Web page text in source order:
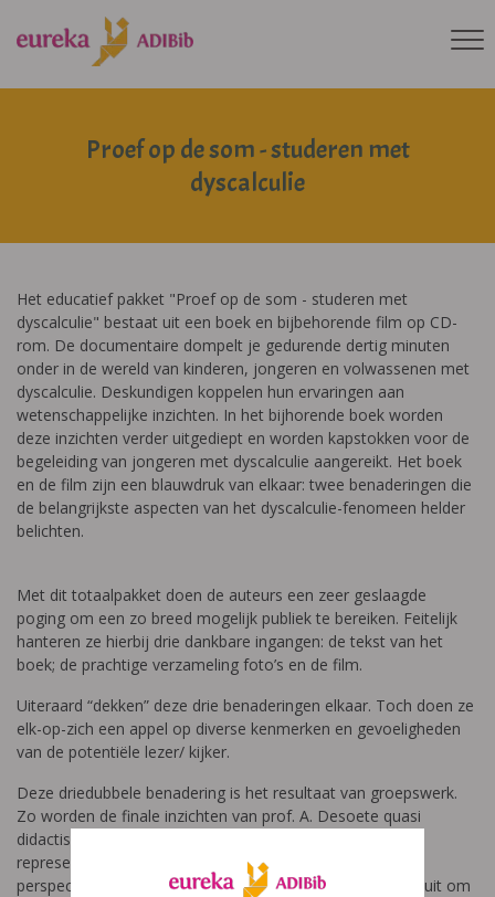
Proef op de som - studeren met
dyscalculie
Het educatief pakket "Proef op de som - studeren met
dyscalculie" bestaat uit een boek en bijbehorende film op CD-
rom. De documentaire dompelt je gedurende dertig minuten
onder in de wereld van kinderen, jongeren en volwassenen met
dyscalculie. Deskundigen koppelen hun ervaringen aan
wetenschappelijke inzichten. In het bijhorende boek worden
deze inzichten verder uitgediept en worden kapstokken voor de
begeleiding van jongeren met dyscalculie aangereikt. Het boek
en de film zijn een blauwdruk van elkaar: twee benaderingen die
de belangrijkste aspecten van het dyscalculie-fenomeen helder
belichten.
Met dit totaalpakket doen de auteurs een zeer geslaagde
poging om een zo breed mogelijk publiek te bereiken. Feitelijk
hanteren ze hierbij drie dankbare ingangen: de tekst van het
boek; de prachtige verzameling foto’s en de film.
Uiteraard “dekken” deze drie benaderingen elkaar. Toch doen ze
elk-op-zich een appel op diverse kenmerken en gevoeligheden
van de potentiële lezer/ kijker.
Deze driedubbele benadering is het resultaat van groepswerk.
Zo worden de finale inzichten van prof. A. Desoete quasi
didactisch geschraagd door de bijdragen van een
representatieve selectie co-auteurs. Vanuit hun unieke
perspectief nodigen ze de lezer op een prikkelende wijze uit om